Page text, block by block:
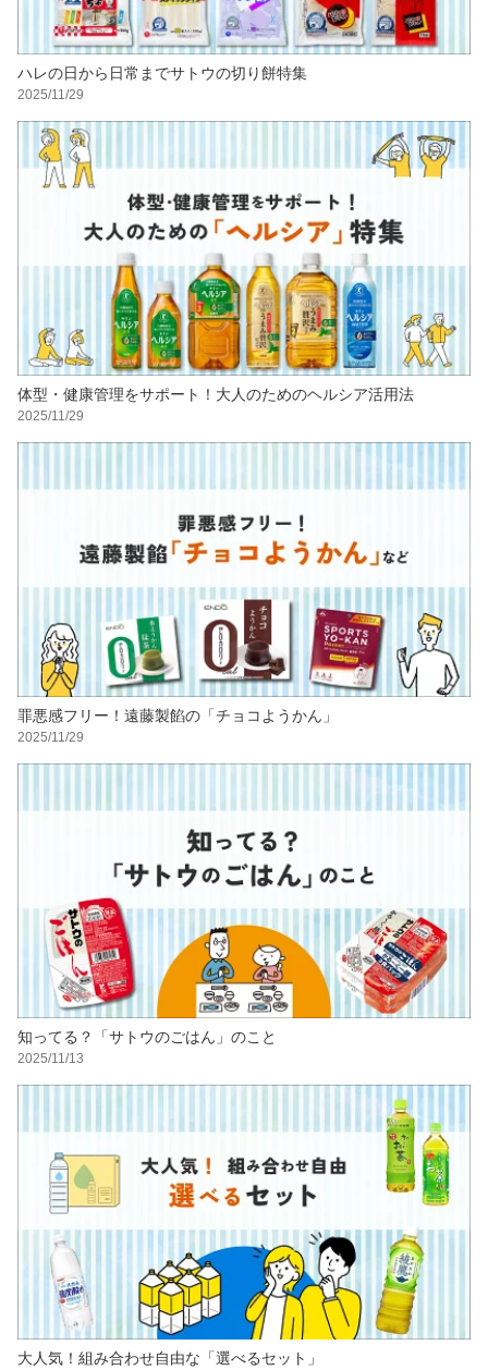
ハレの日から日常までサトウの切り餅特集
2025/11/29
体型・健康管理をサポート！大人のためのヘルシア活用法
2025/11/29
罪悪感フリー！遠藤製餡の「チョコようかん」
2025/11/29
知ってる？「サトウのごはん」のこと
2025/11/13
大人気！組み合わせ自由な「選べるセット」